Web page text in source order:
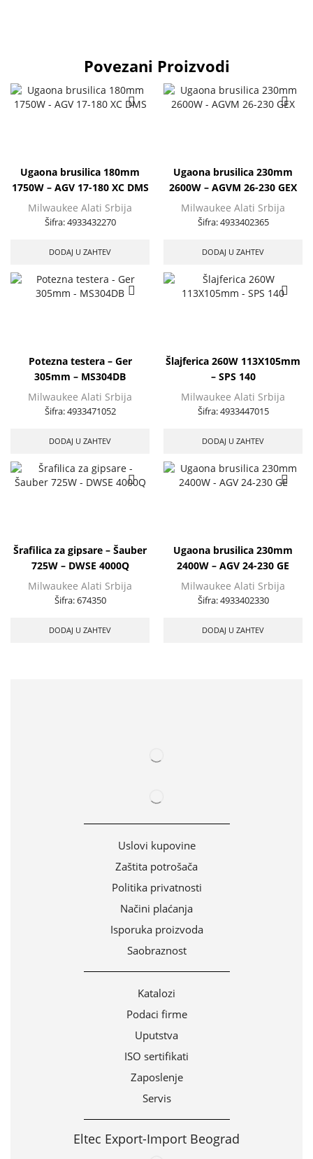
Povezani Proizvodi
Ugaona brusilica 180mm
1750W – AGV 17-180 XC DMS
Milwaukee Alati Srbija
Šifra:4933432270
DODAJ U ZAHTEV
Ugaona brusilica 230mm
2600W – AGVM 26-230 GEX
Milwaukee Alati Srbija
Šifra:4933402365
DODAJ U ZAHTEV
Potezna testera – Ger
305mm – MS304DB
Milwaukee Alati Srbija
Šifra:4933471052
DODAJ U ZAHTEV
Šlajferica 260W 113X105mm
– SPS 140
Milwaukee Alati Srbija
Šifra:4933447015
DODAJ U ZAHTEV
Šrafilica za gipsare – Šauber
725W – DWSE 4000Q
Milwaukee Alati Srbija
Šifra:674350
DODAJ U ZAHTEV
Ugaona brusilica 230mm
2400W – AGV 24-230 GE
Milwaukee Alati Srbija
Šifra:4933402330
DODAJ U ZAHTEV
Uslovi kupovine
Zaštita potrošača
Politika privatnosti
Načini plaćanja
Isporuka proizvoda
Saobraznost
Katalozi
Podaci firme
Uputstva
ISO sertifikati
Zaposlenje
Servis
Eltec Export-Import Beograd